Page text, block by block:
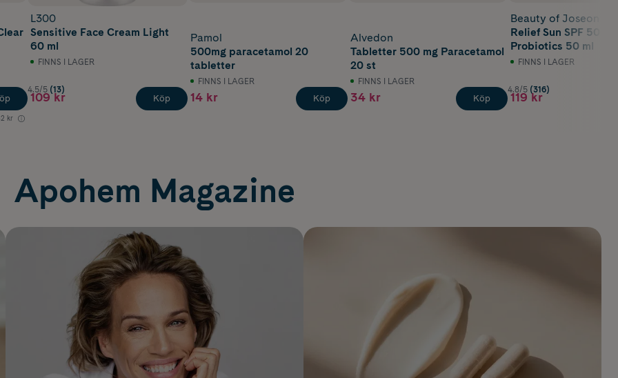
kr
L300
Sensitive Face Cream Light
60 ml
FINNS I LAGER
4.5/5 (13)
109 kr Köp
Pamol
500mg paracetamol 20
tabletter
FINNS I LAGER
14 kr Köp
Alvedon
Tabletter 500 mg Paracetamol
20 st
FINNS I LAGER
34 kr Köp
Beauty of Joseon
Relief Sun SPF 50
Probiotics 50 ml
FINNS I LAGER
4.8/5 (316)
119 kr
Apohem Magazine